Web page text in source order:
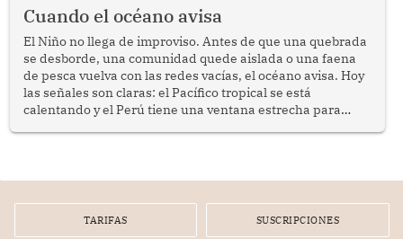
Cuando el océano avisa
El Niño no llega de improviso. Antes de que una quebrada
se desborde, una comunidad quede aislada o una faena
de pesca vuelva con las redes vacías, el océano avisa. Hoy
las señales son claras: el Pacífico tropical se está
calentando y el Perú tiene una ventana estrecha para
TARIFAS SUSCRIPCIONES